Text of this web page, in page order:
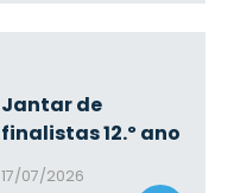
Jantar de
finalistas 12.º ano
17/07/2026